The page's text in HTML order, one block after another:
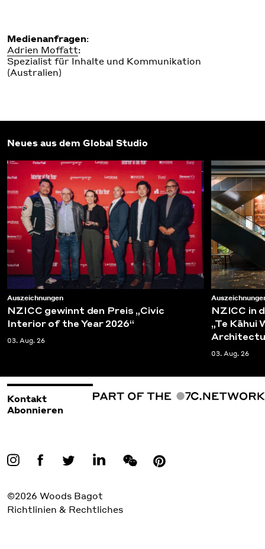
Medienanfragen:
Adrien Moffatt:
Spezialist für Inhalte und Kommunikation
(Australien)
Neues aus dem Global Studio
Auszeichnungen
NZICC gewinnt den Preis „Civic
Interior of the Year 2026“
03. Aug. 26
NZICC in
„Te Kāhui
03. Aug. 26
Kontakt
Abonnieren
©2026 Woods Bagot
Richtlinien & Rechtliches